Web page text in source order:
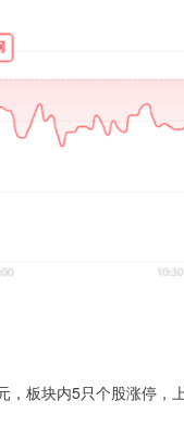
板块内5只个股涨停，